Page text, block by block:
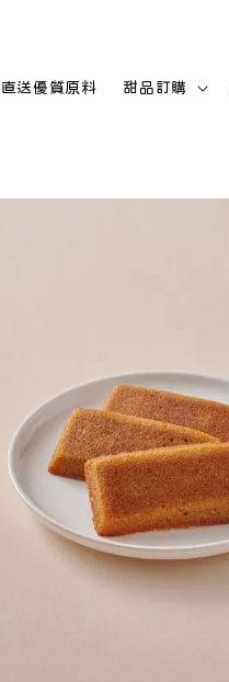
送優質原料 甜品訂購